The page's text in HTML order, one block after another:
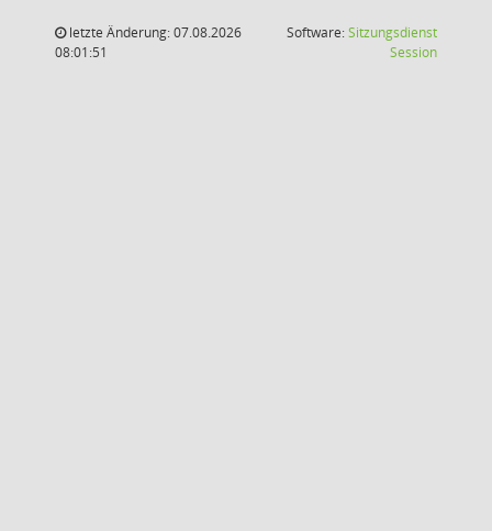
letzte Änderung: 07.08.2026
08:01:51
Software:Sitzungsdienst
Session(Wird in